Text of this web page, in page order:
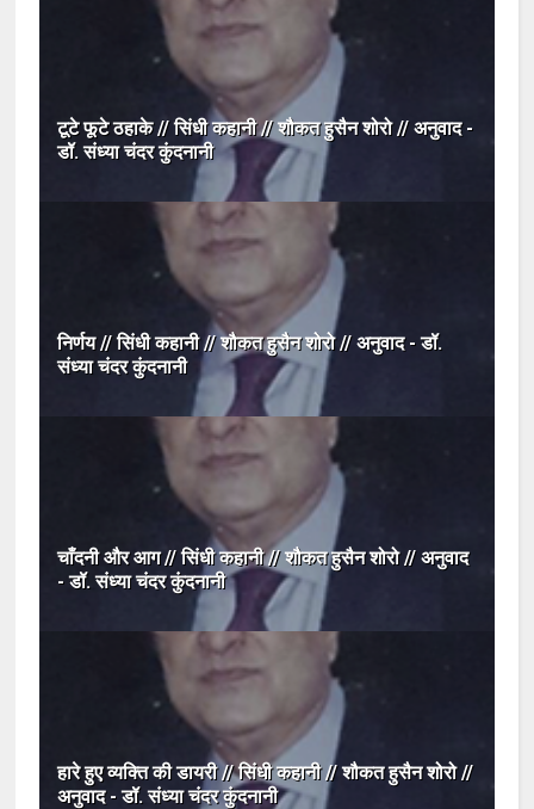
टूटे फूटे ठहाके // सिंधी कहानी // शौकत हुसैन शोरो // अनुवाद -
डॉ. संध्या चंदर कुंदनानी
निर्णय // सिंधी कहानी // शौकत हुसैन शोरो // अनुवाद - डॉ.
संध्या चंदर कुंदनानी
चाँदनी और आग // सिंधी कहानी // शौकत हुसैन शोरो // अनुवाद
- डॉ. संध्या चंदर कुंदनानी
हारे हुए व्यक्ति की डायरी // सिंधी कहानी // शौकत हुसैन शोरो //
अनुवाद - डॉ. संध्या चंदर कुंदनानी